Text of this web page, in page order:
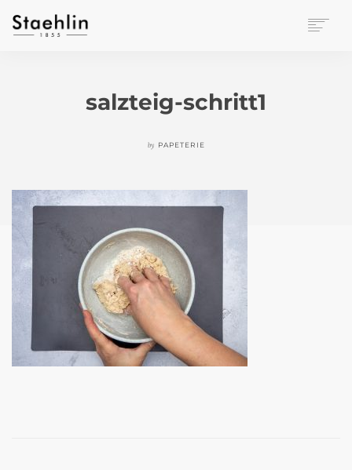
VERANSTALTUNGEN
salzteig-schritt1
by PAPETERIE